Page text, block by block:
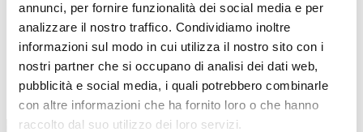
annunci, per fornire funzionalità dei social media e per
analizzare il nostro traffico. Condividiamo inoltre
informazioni sul modo in cui utilizza il nostro sito con i
nostri partner che si occupano di analisi dei dati web,
pubblicità e social media, i quali potrebbero combinarle
con altre informazioni che ha fornito loro o che hanno
raccolto dal suo utilizzo dei loro servizi.
TUTTE LE CATEGORIE DEL MAGAZINE